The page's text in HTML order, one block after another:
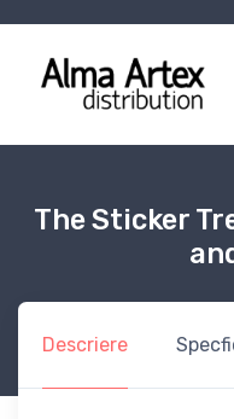
The Sticker
Descriere